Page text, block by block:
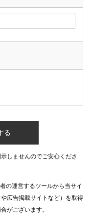
しませんのでご安心くださ
の運営するツールから当サイ
広告掲載サイトなど）を取得
がございます。